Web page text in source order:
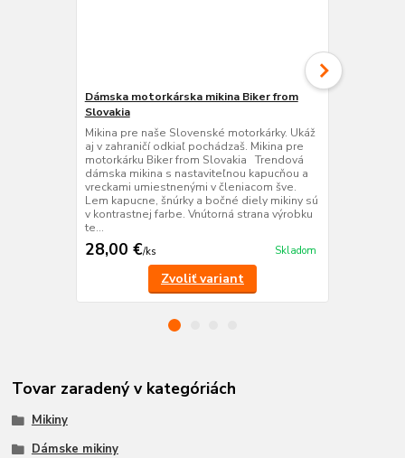
Dámska motorkárska mikina Biker from
Slovakia
Mikina pre naše Slovenské motorkárky. Ukáž
aj v zahraničí odkiaľ pochádzaš. Mikina pre
motorkárku Biker from Slovakia Trendová
dámska mikina s nastaviteľnou kapucňou a
vreckami umiestnenými v členiacom šve.
Lem kapucne, šnúrky a bočné diely mikiny sú
v kontrastnej farbe. Vnútorná strana výrobku
te...
28,00 €/ks Skladom
Zvoliť variant
Tovar zaradený v kategóriách
Mikiny
Dámske mikiny